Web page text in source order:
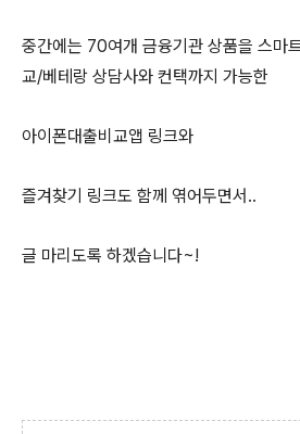
중간에는 70여개 금융기관 상품을 스마
교/베테랑 상담사와 컨택까지 가능한
아이폰대출비교앱 링크와
즐겨찾기 링크도 함께 엮어두면서..
글 마리도록 하겠습니다~!